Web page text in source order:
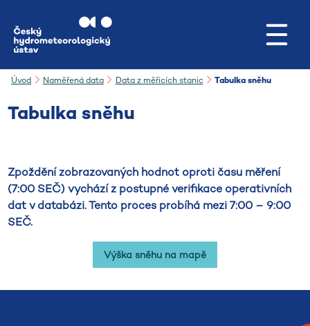
Úvod Naměřená data Data z měřicích stanic Tabulka sněhu
Tabulka sněhu
Zpoždění zobrazovaných hodnot oproti času měření
(7:00 SEČ) vychází z postupné verifikace operativních
dat v databázi. Tento proces probíhá mezi 7:00 – 9:00
SEČ.
Výška sněhu na mapě